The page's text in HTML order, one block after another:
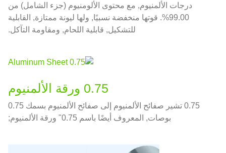
درجات الألمنيوم, مع محتوى الألومنيوم (جزء الشامل) من
99.00%. قوتها منخفضة نسبيًا, ولها ليونة ممتازة, القابلية
للتشكيل, قابلية اللحام, ومقاومة التآكل.
0.75 ورقة الألمنيوم
0.75 تشير صفائح الألمنيوم إلى صفائح الألمنيوم بسمك 0.75
بوصات, المعروف أيضًا باسم 0.75" ورقة الألمنيوم;